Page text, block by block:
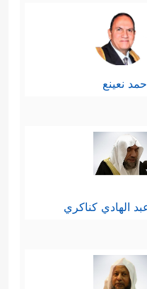
نعينع
الهادي كناكري